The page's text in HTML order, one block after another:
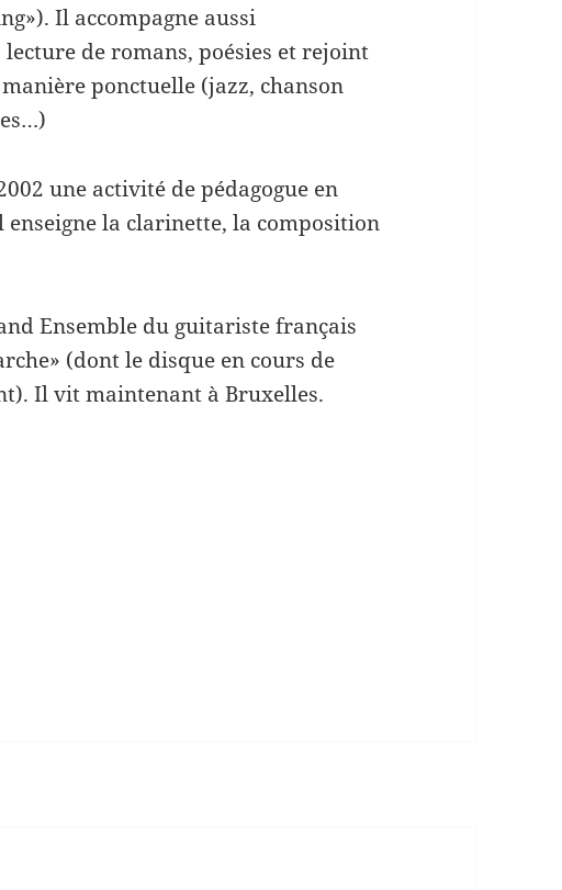
Il accompagne aussi
de romans, poésies et rejoint
ponctuelle (jazz, chanson
une activité de pédagogue en
enseigne la clarinette, la composition
Ensemble du guitariste français
(dont le disque en cours de
Il vit maintenant à Bruxelles.